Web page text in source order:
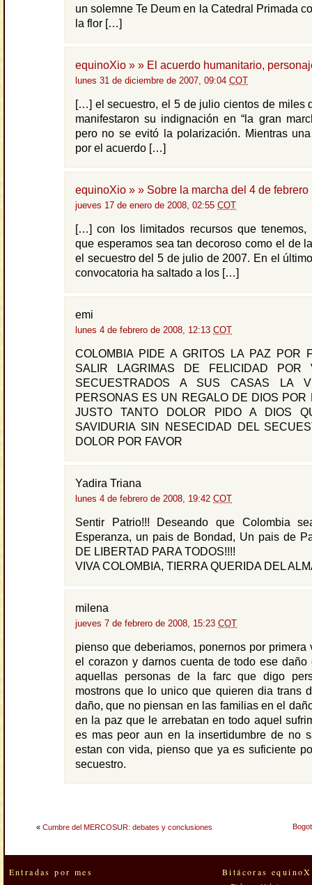
un solemne Te Deum en la Catedral Primada
la flor […]
equinoXio » » El acuerdo humanitario,
lunes 31 de diciembre de 2007, 09:04 COT
[…] el secuestro, el 5 de julio cientos de miles
manifestaron su indignación en “la gran
pero no se evitó la polarización. Mientras
por el acuerdo […]
equinoXio » » Sobre la marcha del 4 de febrero
jueves 17 de enero de 2008, 02:55 COT
[…] con los limitados recursos que tenemos,
que esperamos sea tan decoroso como el de
el secuestro del 5 de julio de 2007. En el
convocatoria ha saltado a los […]
emi
lunes 4 de febrero de 2008, 12:13 COT
COLOMBIA PIDE A GRITOS LA PAZ POR
SALIR LAGRIMAS DE FELICIDAD POR
SECUESTRADOS A SUS CASAS LA
PERSONAS ES UN REGALO DE DIOS POR
JUSTO TANTO DOLOR PIDO A DIOS
SAVIDURIA SIN NESECIDAD DEL
DOLOR POR FAVOR
Yadira Triana
lunes 4 de febrero de 2008, 19:42 COT
Sentir Patrio!!! Deseando que Colombia
Esperanza, un pais de Bondad, Un pais de
DE LIBERTAD PARA TODOS!!!!
VIVA COLOMBIA, TIERRA QUERIDA DEL
milena
jueves 7 de febrero de 2008, 15:23 COT
pienso que deberiamos, ponernos por primera
el corazon y darnos cuenta de todo ese daño
aquellas personas de la farc que digo
mostrons que lo unico que quieren dia trans
daño, que no piensan en las familias en el
en la paz que le arrebatan en todo aquel
es mas peor aun en la insertidumbre de no
estan con vida, pienso que ya es suficiente
secuestro.
« Cumbre del MERCOSUR: debates y conclusiones
Entradas por mes Bitácoras